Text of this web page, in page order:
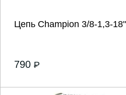
Цепь Champion 3/8-1,3-
790 P